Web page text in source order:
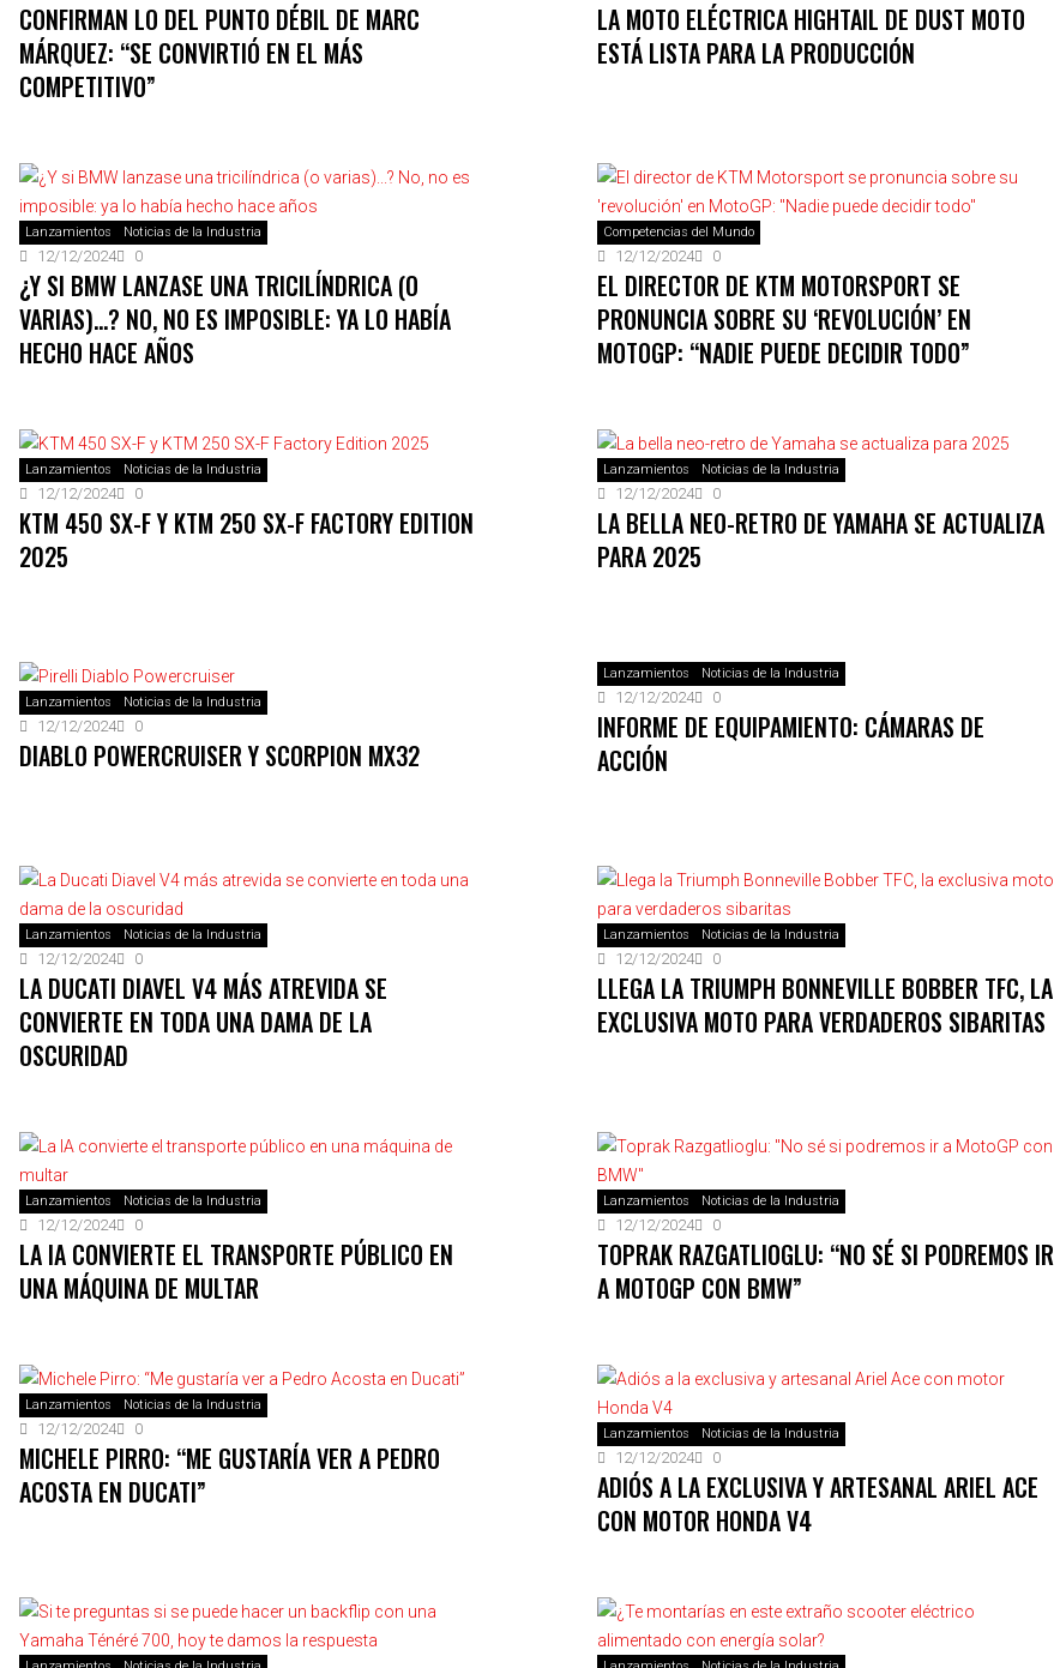
CONFIRMAN LO DEL PUNTO DÉBIL DE MARC
MÁRQUEZ: “SE CONVIRTIÓ EN EL MÁS
COMPETITIVO”
LA MOTO ELÉCTRICA HIGHTAIL DE DUST MOTO
ESTÁ LISTA PARA LA PRODUCCIÓN
Lanzamientos Noticias de la Industria
12/12/2024 0
¿Y SI BMW LANZASE UNA TRICILÍNDRICA (O
VARIAS)…? NO, NO ES IMPOSIBLE: YA LO HABÍA
HECHO HACE AÑOS
Competencias del Mundo
12/12/2024 0
EL DIRECTOR DE KTM MOTORSPORT SE
PRONUNCIA SOBRE SU ‘REVOLUCIÓN’ EN
MOTOGP: “NADIE PUEDE DECIDIR TODO”
Lanzamientos Noticias de la Industria
12/12/2024 0
KTM 450 SX-F Y KTM 250 SX-F FACTORY EDITION
2025
Lanzamientos Noticias de la Industria
12/12/2024 0
LA BELLA NEO-RETRO DE YAMAHA SE ACTUALIZA
PARA 2025
Lanzamientos Noticias de la Industria
12/12/2024 0
DIABLO POWERCRUISER Y SCORPION MX32
Lanzamientos Noticias de la Industria
12/12/2024 0
INFORME DE EQUIPAMIENTO: CÁMARAS DE
ACCIÓN
Lanzamientos Noticias de la Industria
12/12/2024 0
LA DUCATI DIAVEL V4 MÁS ATREVIDA SE
CONVIERTE EN TODA UNA DAMA DE LA
OSCURIDAD
Lanzamientos Noticias de la Industria
12/12/2024 0
LLEGA LA TRIUMPH BONNEVILLE BOBBER TFC, LA
EXCLUSIVA MOTO PARA VERDADEROS SIBARITAS
Lanzamientos Noticias de la Industria
12/12/2024 0
LA IA CONVIERTE EL TRANSPORTE PÚBLICO EN
UNA MÁQUINA DE MULTAR
Lanzamientos Noticias de la Industria
12/12/2024 0
TOPRAK RAZGATLIOGLU: “NO SÉ SI PODREMOS IR
A MOTOGP CON BMW”
Lanzamientos Noticias de la Industria
12/12/2024 0
MICHELE PIRRO: “ME GUSTARÍA VER A PEDRO
ACOSTA EN DUCATI”
Lanzamientos Noticias de la Industria
12/12/2024 0
ADIÓS A LA EXCLUSIVA Y ARTESANAL ARIEL ACE
CON MOTOR HONDA V4